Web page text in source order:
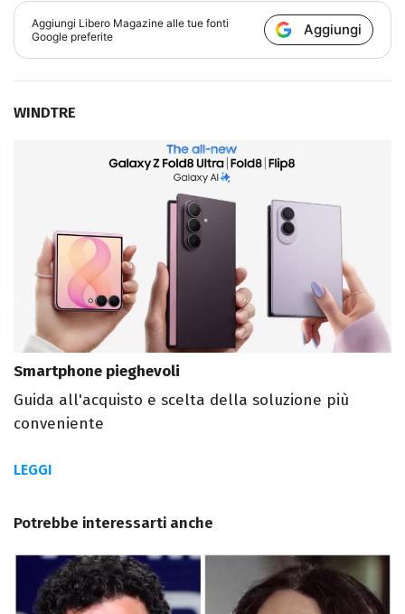
Aggiungi Libero Magazine alle tue fonti
Google preferite
Aggiungi
WINDTRE
Smartphone pieghevoli
Guida all'acquisto e scelta della soluzione più
conveniente
LEGGI
Potrebbe interessarti anche